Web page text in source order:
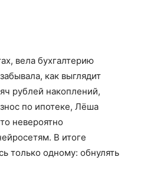
вела бухгалтерию
как выглядит
рублей накоплений,
по ипотеке, Лёша
невероятно
В итоге
только одному: обнулять